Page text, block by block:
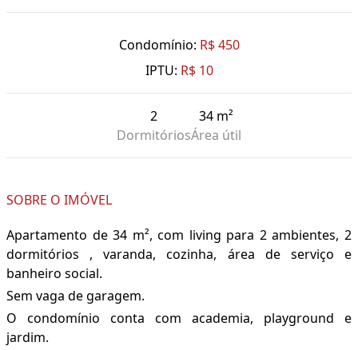
Condomínio: R$ 450
IPTU: R$ 10
2
Dormitórios
34 m²
Área útil
SOBRE O IMÓVEL
Apartamento de 34 m², com living para 2 ambientes, 2
dormitórios , varanda, cozinha, área de serviço e
banheiro social.
Sem vaga de garagem.
O condomínio conta com academia, playground e
jardim.